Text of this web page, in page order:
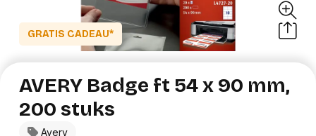
GRATIS CADEAU*
Avery
AVERY Badge ft 54 x 90 mm,
200 stuks